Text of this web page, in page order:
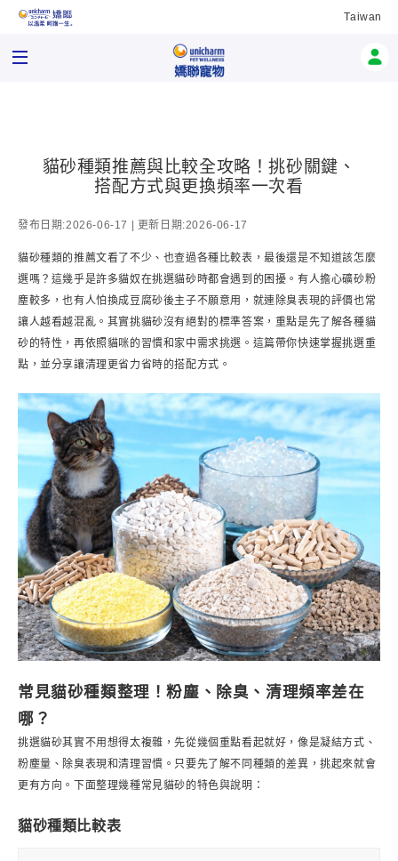
Taiwan
貓砂種類推薦與比較全攻略！挑砂關鍵、
搭配方式與更換頻率一次看
發布日期:2026-06-17 | 更新日期:2026-06-17
貓砂種類的推薦文看了不少、也查過各種比較表，最後還是不知道該怎麼
選嗎？這幾乎是許多貓奴在挑選貓砂時都會遇到的困擾。有人擔心礦砂粉
塵較多，也有人怕換成豆腐砂後主子不願意用，就連除臭表現的評價也常
讓人越看越混亂。其實挑貓砂沒有絕對的標準答案，重點是先了解各種貓
砂的特性，再依照貓咪的習慣和家中需求挑選。這篇帶你快速掌握挑選重
點，並分享讓清理更省力省時的搭配方式。
常見貓砂種類整理！粉塵、除臭、清理頻率差在
哪？
挑選貓砂其實不用想得太複雜，先從幾個重點看起就好，像是凝結方式、
粉塵量、除臭表現和清理習慣。只要先了解不同種類的差異，挑起來就會
更有方向。下面整理幾種常見貓砂的特色與說明：
貓砂種類比較表